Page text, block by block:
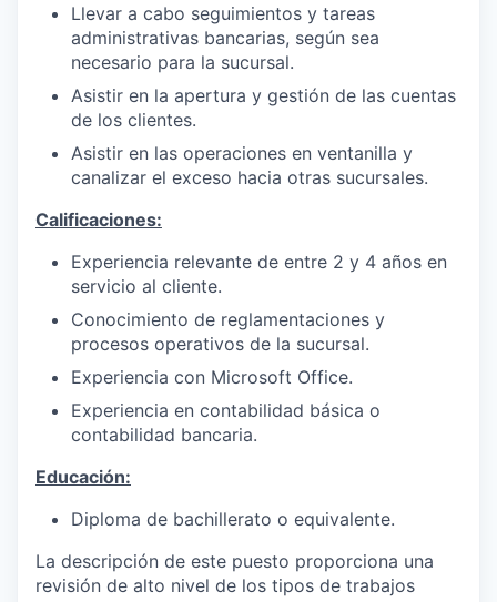
Llevar a cabo seguimientos y tareas
administrativas bancarias, según sea
necesario para la sucursal.
Asistir en la apertura y gestión de las cuentas
de los clientes.
Asistir en las operaciones en ventanilla y
canalizar el exceso hacia otras sucursales.
Calificaciones:
Experiencia relevante de entre 2 y 4 años en
servicio al cliente.
Conocimiento de reglamentaciones y
procesos operativos de la sucursal.
Experiencia con Microsoft Office.
Experiencia en contabilidad básica o
contabilidad bancaria.
Educación:
Diploma de bachillerato o equivalente.
La descripción de este puesto proporciona una
revisión de alto nivel de los tipos de trabajos